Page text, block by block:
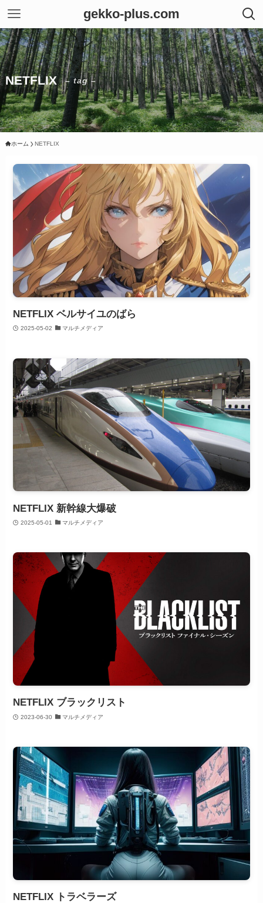
gekko-plus.com
NETFLIX – tag –
ホーム NETFLIX
NETFLIX ベルサイユのばら
2025-05-02 マルチメディア
NETFLIX 新幹線大爆破
2025-05-01 マルチメディア
NETFLIX ブラックリスト
2023-06-30 マルチメディア
NETFLIX トラベラーズ